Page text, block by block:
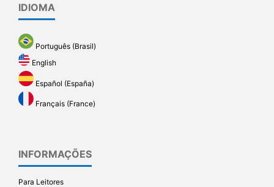
IDIOMA
Português (Brasil)
English
Español (España)
Français (France)
INFORMAÇÕES
Para Leitores